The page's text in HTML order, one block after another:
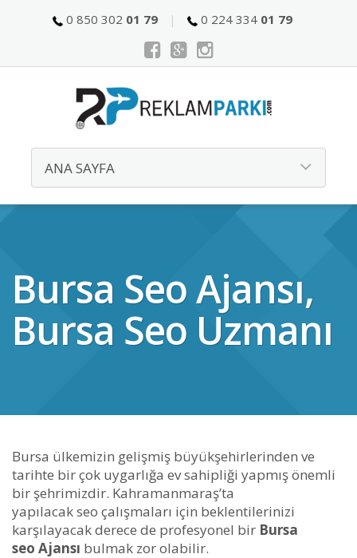
0 850 302 01 79 0 224 334 01 79
Bursa Seo Ajansı,
Bursa Seo Uzmanı
Bursa ülkemizin gelişmiş büyükşehirlerinden ve
tarihte bir çok uygarlığa ev sahipliği yapmış önemli
bir şehrimizdir. Kahramanmaraş’ta
yapılacak seo çalışmaları için beklentilerinizi
karşılayacak derece de profesyonel bir Bursa
seo Ajansı bulmak zor olabilir.